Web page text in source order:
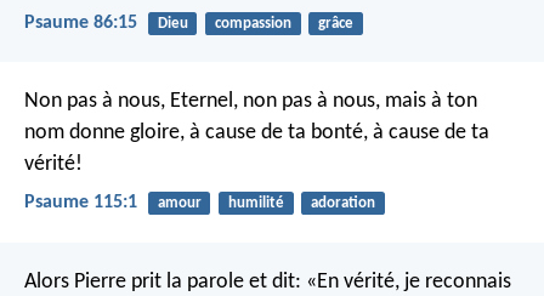
Psaume 86:15 Dieu compassion grâce
Non pas à nous, Eternel, non pas à nous, mais à ton
nom donne gloire, à cause de ta bonté, à cause de ta
vérité!
Psaume 115:1 amour humilité adoration
Alors Pierre prit la parole et dit: «En vérité, je reconnais